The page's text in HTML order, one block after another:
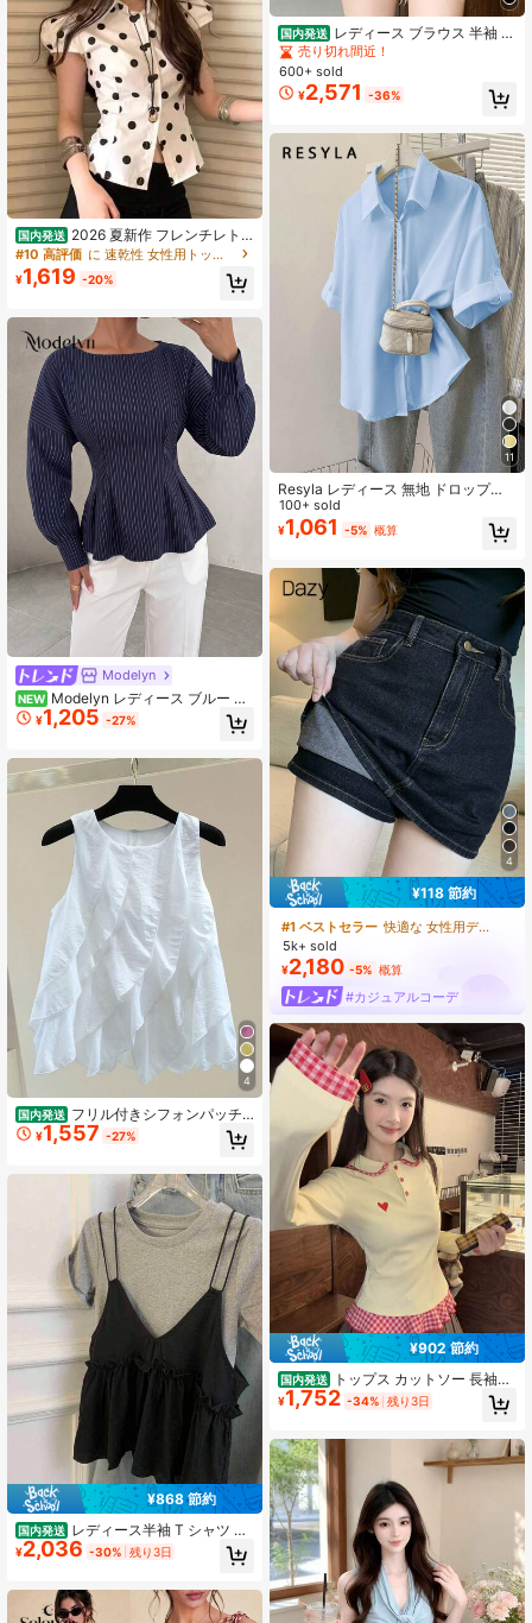
国内発送 2026 夏新作 フレンチレト
ロ水玉シフォンブラウス マイナーデ
ザイン半袖シャツ スリムコンパクト
可愛く上品レディーストップス
#10 高評価 に 速乾性 女性用トップス、ブラウス、Tシャツ
¥1,619 -20%
Modelyn
NEW Modelyn レディース ブルー 織
り ストライプ ギャザー 長袖 ウエス
トシェイプ Aライン エレガント カジ
¥1,205 -27%
4
国内発送 フリル付きシフォンパッチ
ワークプルオーバーシャツ 2026年春
夏 韓国風 ゆったりシルエットでスリ
ュアルタンクトップ
¥1,557 -27%
¥868 節約
国内発送 レディース半袖 T シャツ 韓
国レイヤードコーデ キャミソール重
ね着風 ゆるシルエット細見え 柔らか
薄手通気夏トップス 通学カフェデー
ト街ぶらつき
¥2,036 -30% 残り3日
国内発送 レディース ブラウス 半袖 ス
クエアネック ペプラム トップス シ
ャツ カットワークレース ティアード
フリル シャーリング ウエストマーク
体型カバー 着痩せ 骨格ウェーブ 大
ト 黒
売り切れ間近！
600+ sold
¥2,571 -36%
11
Resyla レディース 無地 ドロップシ
ョルダー フロントボタン カジュアル
サマーブラウス
100+ sold
¥1,061 -5% 概算
4
¥118 節約
#1 ベストセラー
快適な 女性用デニムスカート
5k+ sold
¥2,180 -5% 概算
#カジュアルコーデ
¥902 節約
国内発送
トップス カットソー 長袖プ
ルオーバー 襟付きデザイン ピーター
パン襟 ギンガムチェック縁取り 胸ハ
がりスリーブ 指穴風デザイン 裾フリ
ル シルエットすっきり カフェ風ガー
リースタイル 春服 秋服 デイリーコ
ーデ お出かけ 重ね着しやすい フェ
ミニンカジュアル
¥1,752 -34% 残り3日